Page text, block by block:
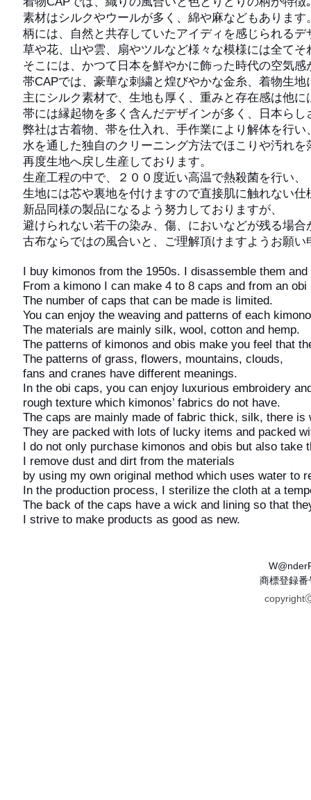
素材はシルクやウールが多く、綿や麻などもあります
柄には、自然と共存していたアイディを感じられる
草や花、山や雲、扇やツルなど様々な模様には全て
そこには、かつて日本を鮮やかに飾った時代の空気感
帯CAPでは、豪華な刺繍と煌びやかな金糸、着物生
主にシルク素材で、生地も厚く、重みと存在感は他
帯には縁起物を多く含んだデザインが多く、日本らし
弊社は古着物、帯を仕入れ、手作業により解体を行い
水を通した独自のクリーニング方法でほこりや汚れを
再度生地へ戻し生産しております。
生産工程の中で、２００度近い高温で熱殺菌を行い、
生地には芯や裏地を付けますので直接肌に触れない
新品同様の製品になるよう努力しておりますが、
避けられない若干の染み、傷、においなどが残る場合
古布ならではの風合いと、ご理解頂けますようお願い
I buy kimonos from the 1950s. I disassemble them
From a kimono I can make 4 to 8 caps and from an
The number of caps that can be made is limited.
You can enjoy the weaving and patterns of each
The materials are mainly silk, wool, cotton and hemp.
The patterns of kimonos and obis make you feel that
The patterns of grass, flowers, mountains, clouds,
fans and cranes have different meanings.
In the obi caps, you can enjoy luxurious embroidery
rough texture which kimonos’ fabrics do not have.
The caps are mainly made of fabric thick, silk, there is
They are packed with lots of lucky items and packed
I do not only purchase kimonos and obis but also take
I remove dust and dirt from the materials
by using my own original method which uses water to
In the production process, I sterilize the cloth at a
The back of the caps have a wick and lining so that
I strive to make products as good as new.
商標登録